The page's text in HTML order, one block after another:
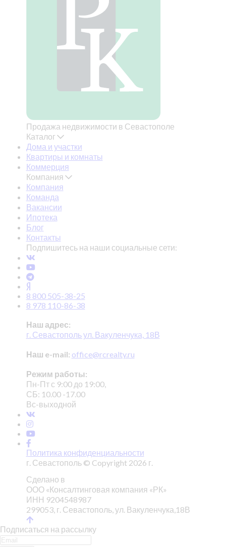
Продажа недвижимости в Севастополе
Каталог
Дома и участки
Квартиры и комнаты
Коммерция
Компания
Компания
Команда
Вакансии
Ипотека
Блог
Контакты
Подпишитесь на наши социальные сети:
8 800 505-38-25
8 978 110-86-38
Наш адрес:
г. Севастополь ул. Вакуленчука, 18В
Наш e-mail: office@rcrealty.ru
Режим работы:
Пн-Пт с 9:00 до 19:00,
СБ: 10.00 -17.00
Вс-выходной
Политика конфиденциальности
г. Севастополь © Copyright 2026 г.
Сделано в
ООО «Консалтинговая компания «РК»
ИНН 9204548987
299053, г. Севастополь, ул. Вакуленчука,18В
Подписаться на рассылку